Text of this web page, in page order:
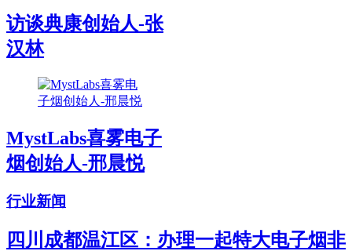
访谈典康创始人-张
汉林
MystLabs喜雾电子
烟创始人-邢晨悦
行业新闻
四川成都温江区：办理一起特大电子烟非